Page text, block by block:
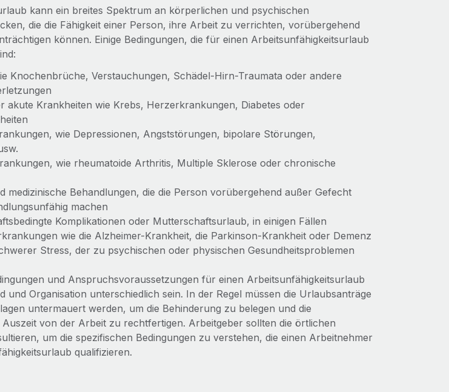
kann ein breites Spektrum an körperlichen und psychischen
die die Fähigkeit einer Person, ihre Arbeit zu verrichten, vorübergehend
können. Einige Bedingungen, die für einen Arbeitsunfähigkeitsurlaub
Knochenbrüche, Verstauchungen, Schädel-Hirn-Traumata oder andere
akute Krankheiten wie Krebs, Herzerkrankungen, Diabetes oder
wie Depressionen, Angststörungen, bipolare Störungen,
wie rheumatoide Arthritis, Multiple Sklerose oder chronische
medizinische Behandlungen, die die Person vorübergehend außer Gefecht
machen
Komplikationen oder Mutterschaftsurlaub, in einigen Fällen
wie die Alzheimer-Krankheit, die Parkinson-Krankheit oder Demenz
Stress, der zu psychischen oder physischen Gesundheitsproblemen
und Anspruchsvoraussetzungen für einen Arbeitsunfähigkeitsurlaub
und Organisation unterschiedlich sein. In der Regel müssen die Urlaubsanträge
untermauert werden, um die Behinderung zu belegen und die
Auszeit von der Arbeit zu rechtfertigen. Arbeitgeber sollten die örtlichen
um die spezifischen Bedingungen zu verstehen, die einen Arbeitnehmer
qualifizieren.